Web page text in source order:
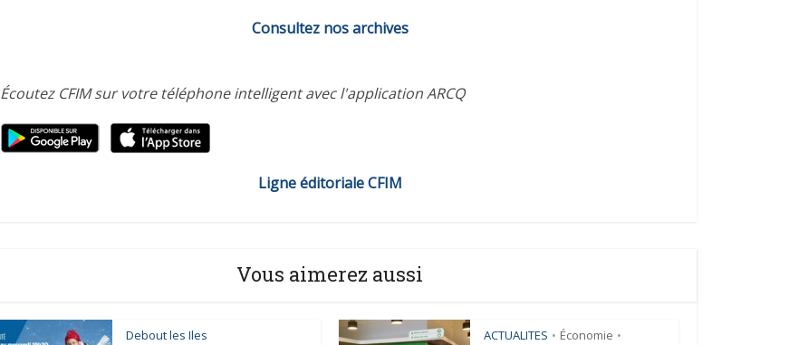
Consultez nos archives
Écoutez CFIM sur votre téléphone intelligent avec l'application ARCQ
Ligne éditoriale CFIM
Vous aimerez aussi
Debout les Iles ACTUALITES • Économie •